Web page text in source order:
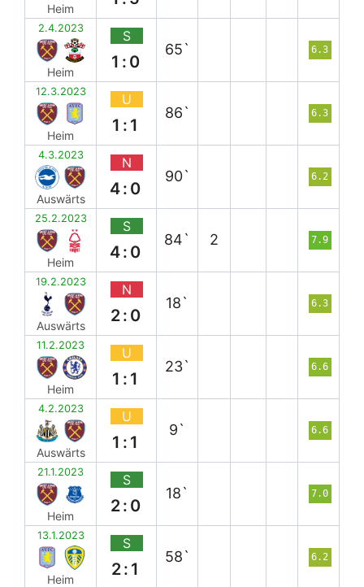
Heim
2.4.2023
Heim
S
1:0
65` 6.3
12.3.2023
Heim
U
1:1
86` 6.3
4.3.2023
Auswärts
N
4:0
90` 6.2
25.2.2023
Heim
S
4:0
84` 2 7.9
19.2.2023
Auswärts
N
2:0
18` 6.3
11.2.2023
Heim
U
1:1
23` 6.6
4.2.2023
Auswärts
U
1:1
9` 6.6
21.1.2023
Heim
S
2:0
18` 7.0
13.1.2023
Heim
S
2:1
58` 6.2